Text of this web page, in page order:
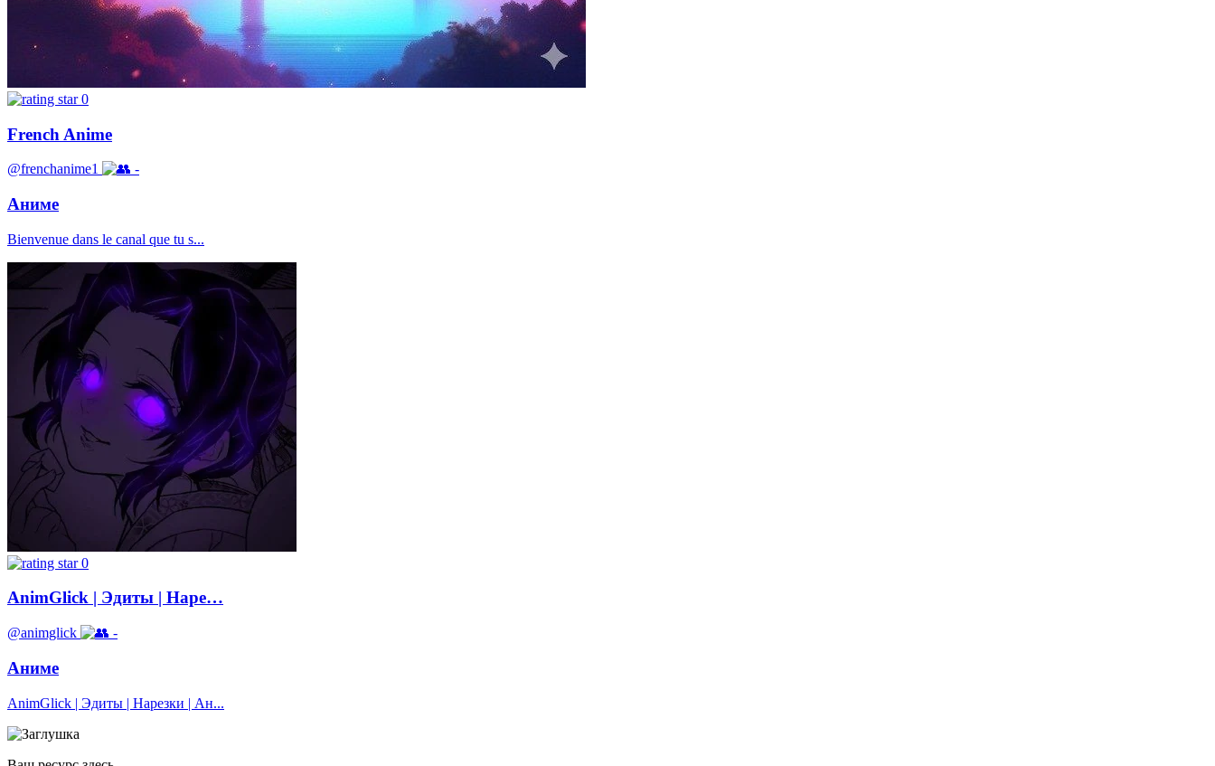
0
French Anime
@frenchanime1 -
Аниме
Bienvenue dans le canal que tu s...
0
AnimGlick | Эдиты | Наре…
@animglick -
Аниме
AnimGlick | Эдиты | Нарезки | Ан...